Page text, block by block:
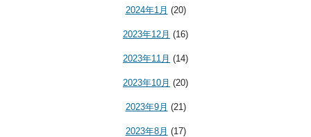
2024年1月 (20)
2023年12月 (16)
2023年11月 (14)
2023年10月 (20)
2023年9月 (21)
2023年8月 (17)